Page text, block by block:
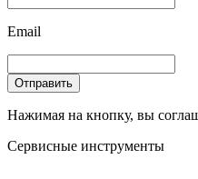
Email
Отправить
Нажимая на кнопку, вы
Сервисные инструменты